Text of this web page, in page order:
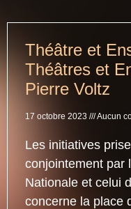
Théâtre et
Théâtres et
Pierre Voltz
17 octobre 2023 Aucun
Les initiatives
conjointement par
Nationale et celui
concerne la place